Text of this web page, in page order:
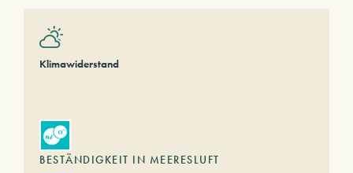
Klimawiderstand
BESTÄNDIGKEIT IN MEERESLUFT